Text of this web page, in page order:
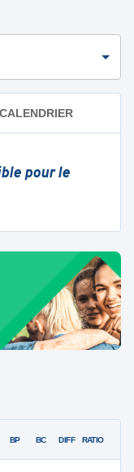
CALENDRIER
pour le
BP BC DIFF RATIO